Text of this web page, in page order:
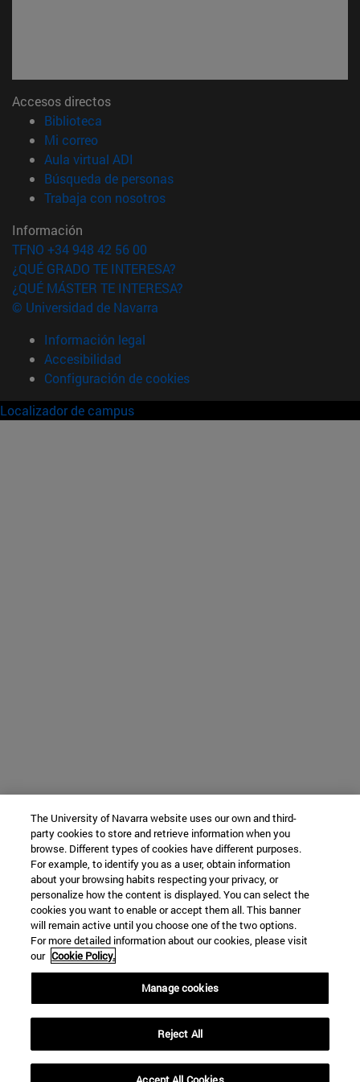
Accesos directos
Biblioteca
Mi correo(abre en nueva ventana)
Aula virtual ADI
Búsqueda de personas(abre en nueva ventana)
Trabaja con nosotros(abre en nueva ventana)
Información
TFNO +34 948 42 56 00
¿QUÉ GRADO TE INTERESA?
¿QUÉ MÁSTER TE INTERESA?
© Universidad de Navarra
Información legal
Accesibilidad
Configuración de cookies
Localizador de campus
The University of Navarra website uses our own and third-
party cookies to store and retrieve information when you
browse. Different types of cookies have different purposes.
For example, to identify you as a user, obtain information
about your browsing habits respecting your privacy, or
personalize how the content is displayed. You can select the
cookies you want to enable or accept them all. This banner
will remain active until you choose one of the two options.
For more detailed information about our cookies, please visit
our Cookie Policy.
Manage cookies
Reject All